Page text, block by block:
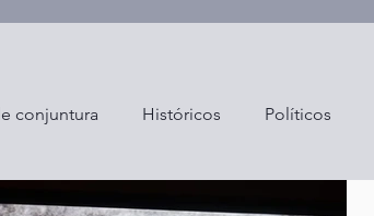
conjuntura Históricos Políticos